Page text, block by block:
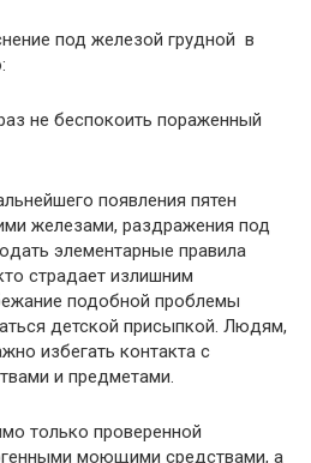
под железой грудной в
не беспокоить пораженный
появления пятен
железами, раздражения под
элементарные правила
страдает излишним
подобной проблемы
детской присыпкой. Людям,
избегать контакта с
и предметами.
только проверенной
моющими средствами, а